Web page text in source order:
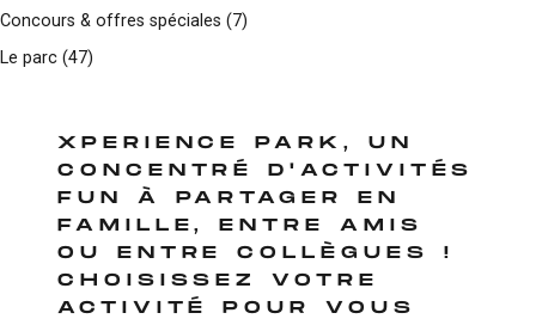
Concours & offres spéciales (7)
Le parc (47)
XPERIENCE PARK, UN
CONCENTRÉ D'ACTIVITÉS
FUN À PARTAGER EN
FAMILLE, ENTRE AMIS
OU ENTRE COLLÈGUES !
CHOISISSEZ VOTRE
ACTIVITÉ POUR VOUS